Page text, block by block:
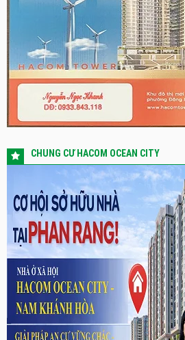
CHUNG CƯ HACOM OCEAN CITY